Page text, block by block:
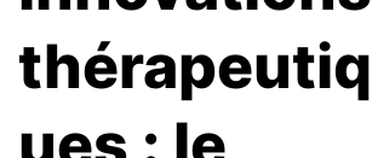
thérapeutiq